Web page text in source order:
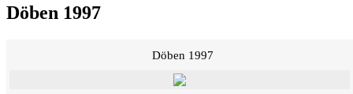
Döben 1997
Döben 1997